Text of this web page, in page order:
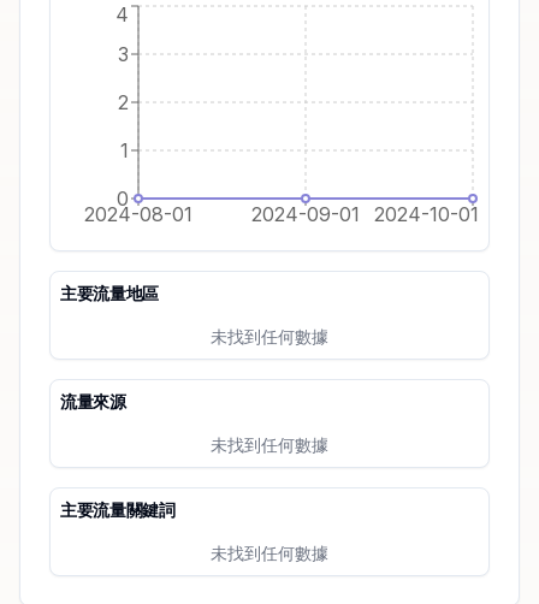
2024-08-01 2024-09-01 2024-10-01
0
1
2
3
4
主要流量地區
未找到任何數據
流量來源
未找到任何數據
主要流量關鍵詞
未找到任何數據